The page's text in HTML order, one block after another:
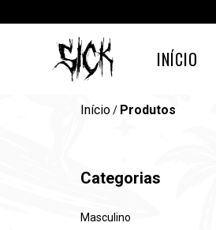
INÍCIO
Início/ Produtos
Categorias
Masculino